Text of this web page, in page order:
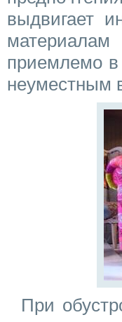
выдвигает
приемлемо
неуместным
При